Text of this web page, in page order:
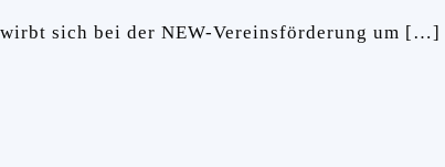
sich bei der NEW-Vereinsförderung um […]